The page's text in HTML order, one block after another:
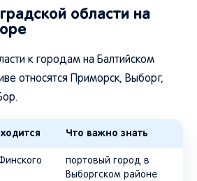
области на
к городам на Балтийском
относятся Приморск, Выборг,
Что важно знать
портовый город в
Выборгском районе